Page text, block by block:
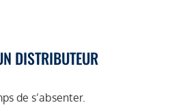
DISTRIBUTEUR
de s’absenter.